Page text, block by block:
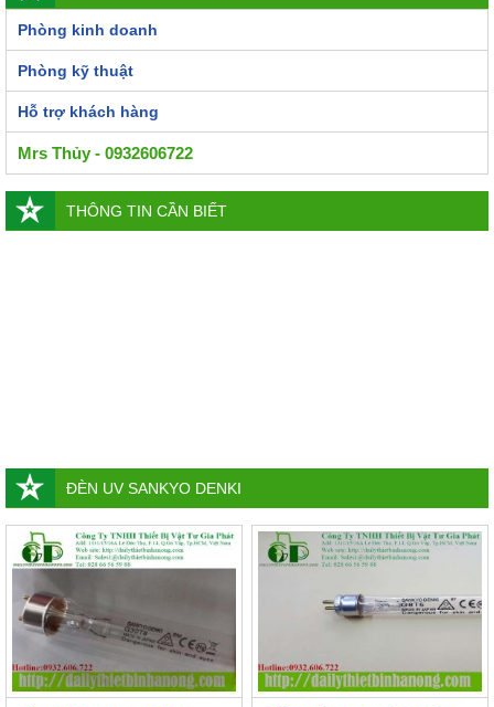
Phòng kinh doanh
Phòng kỹ thuật
Hỗ trợ khách hàng
Mrs Thủy - 0932606722
THÔNG TIN CẦN BIẾT
ĐÈN UV SANKYO DENKI